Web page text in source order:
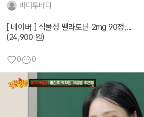
바디투바디
[ 네이버 ] 식물성 멜라토닌 2mg 90정,...
(24,900 원)
0 0